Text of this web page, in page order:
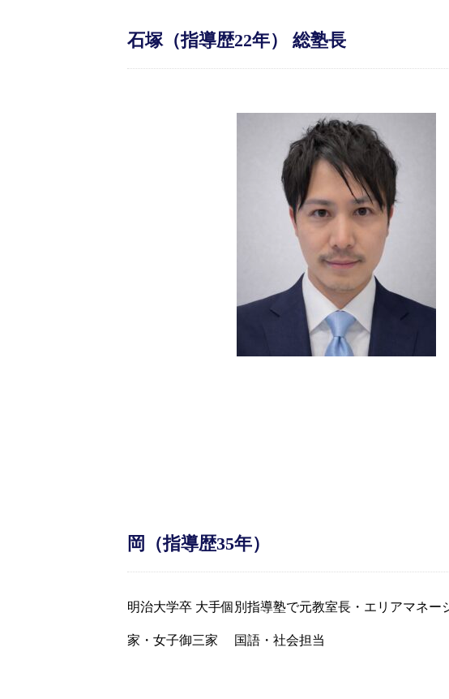
石塚（指導歴22年） 総塾長
岡（指導歴35年）
明治大学卒 大手個別指導塾で元教室長・エリアマネ
家・女子御三家 国語・社会担当